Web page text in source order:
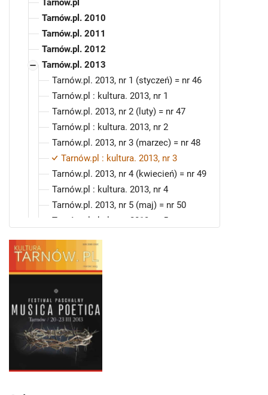
Tarnów.pl
Tarnów.pl. 2010
Tarnów.pl. 2011
Tarnów.pl. 2012
Tarnów.pl. 2013
Tarnów.pl. 2013, nr 1 (styczeń) = nr 46
Tarnów.pl : kultura. 2013, nr 1
Tarnów.pl. 2013, nr 2 (luty) = nr 47
Tarnów.pl : kultura. 2013, nr 2
Tarnów.pl. 2013, nr 3 (marzec) = nr 48
Tarnów.pl : kultura. 2013, nr 3
Tarnów.pl. 2013, nr 4 (kwiecień) = nr 49
Tarnów.pl : kultura. 2013, nr 4
Tarnów.pl. 2013, nr 5 (maj) = nr 50
Tarnów.pl : kultura. 2013, nr 5
Tarnów.pl : kultura. 2013, nr 6
Tarnów.pl. 2013, nr 7 (lipiec) = nr 52
Tarnów.pl. 2013, nr 8 (sierpień) = nr 53
Tarnów.pl : kultura. 2013, nr 8
Tarnów.pl. 2013, nr 9 (wrzesień) = nr 54
Tarnów.pl : kultura. 2013, nr 9